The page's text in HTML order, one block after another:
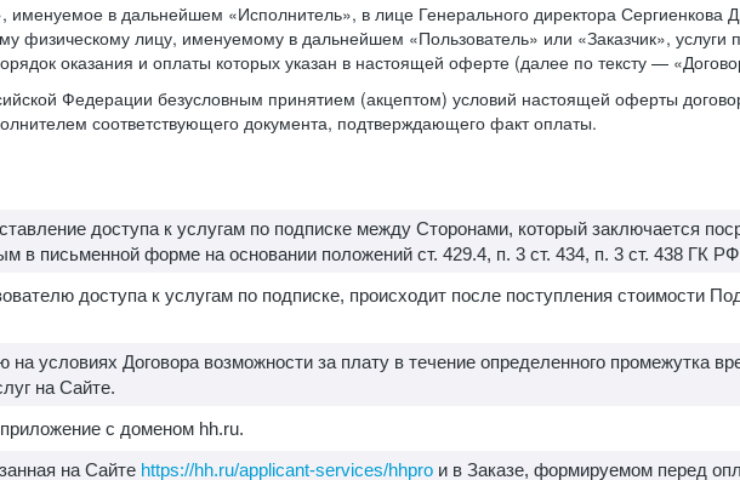
именуемое в дальнейшем «Исполнитель», в лице Генерального директора Сергиенкова
физическому лицу, именуемому в дальнейшем «Пользователь» или «Заказчик», услуги
оказания и оплаты которых указан в настоящей оферте (далее по тексту —
Федерации безусловным принятием (акцептом) условий настоящей оферты
соответствующего документа, подтверждающего факт оплаты.
доступа к услугам по подписке между Сторонами, который заключается
в письменной форме на основании положений ст. 429.4, п. 3 ст. 434, п. 3 ст. 438 ГК
доступа к услугам по подписке, происходит после поступления стоимости
на условиях Договора возможности за плату в течение определенного промежутка
на Сайте.
с доменом hh.ru.
на Сайте https://hh.ru/applicant-services/hhpro и в Заказе, формируемом перед